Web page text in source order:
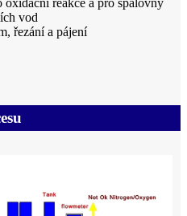
reakce a pro spalovny
vod
řezání a pájení